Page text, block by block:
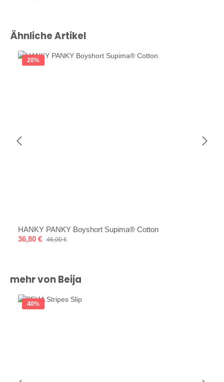
Produktgalerie überspringen
Ähnliche Artikel
20%
HANKY PANKY Boyshort Supima® Cotton
Verkaufspreis:
36,80 € Regulärer Preis:
46,00 €
Produktgalerie überspringen
mehr von Beija
40%